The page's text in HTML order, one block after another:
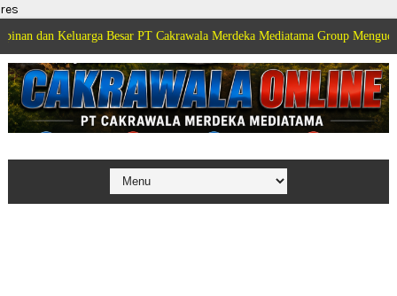
res
Besar PT Cakrawala Merdeka Mediatama Group Mengucapkan